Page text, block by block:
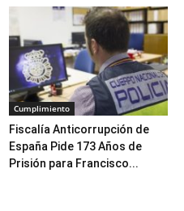
Cumplimiento
Fiscalía Anticorrupción de
España Pide 173 Años de
Prisión para Francisco...